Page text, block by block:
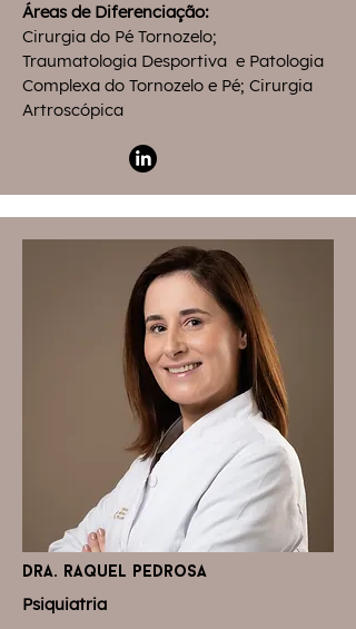
Áreas de Diferenciação:
Cirurgia do Pé Tornozelo;
Traumatologia Desportiva e Patologia
Complexa do Tornozelo e Pé; Cirurgia
Artroscópica
dra. raquel pedrosa
Psiquiatria